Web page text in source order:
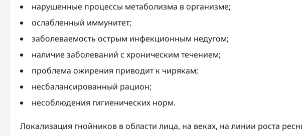
нарушенные процессы метаболизма в организме;
ослабленный иммунитет;
заболеваемость острым инфекционным недугом;
наличие заболеваний с хроническим течением;
проблема ожирения приводит к чирякам;
несбалансированный рацион;
несоблюдения гигиенических норм.
Локализация гнойников в области лица, на веках, на линии роста